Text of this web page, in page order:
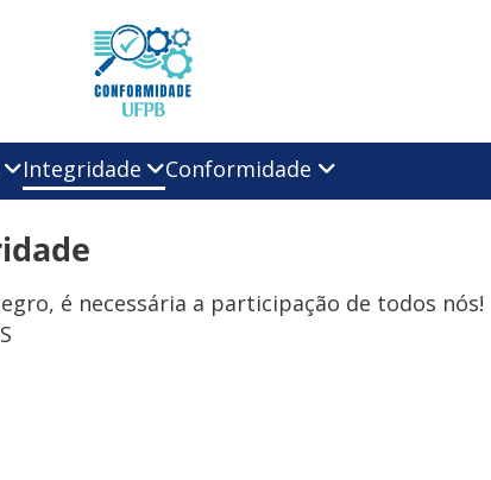
Integridade Conformidade
é necessária a participação de todos nós!